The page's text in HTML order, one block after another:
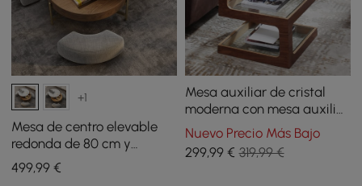
+1
Mesa de centro elevable
redonda de 80 cm y
superficie de vidrio
templado
499,99 €
Mesa auxiliar de cristal
moderna con mesa auxiliar
en forma de S de 3 niveles
en nogal
Nuevo Precio Más Bajo
299,99€ 319,99 €